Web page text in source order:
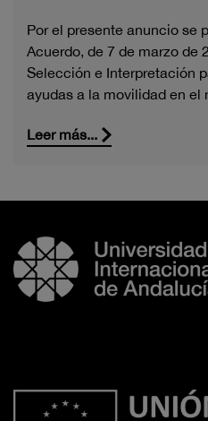
Por el presente anuncio se
Acuerdo, de 7 de marzo de
Selección e Interpretación
ayudas a la movilidad en
Leer más...